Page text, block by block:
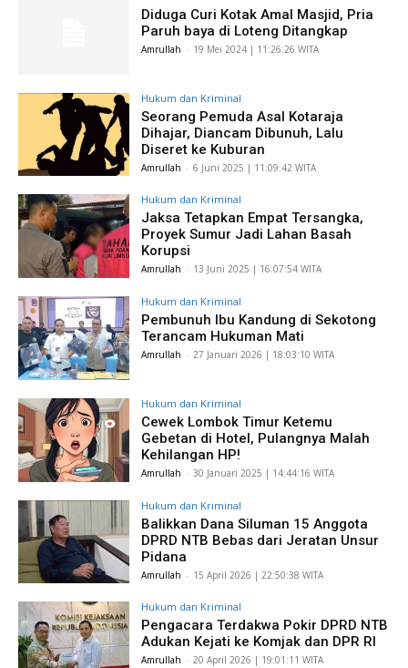
Diduga Curi Kotak Amal Masjid, Pria
Paruh baya di Loteng Ditangkap
Amrullah - ​19 Mei 2024 | 11:26:26 WITA
Hukum dan Kriminal
Seorang Pemuda Asal Kotaraja
Dihajar, Diancam Dibunuh, Lalu
Diseret ke Kuburan
Amrullah - ​6 Juni 2025 | 11:09:42 WITA
Hukum dan Kriminal
Jaksa Tetapkan Empat Tersangka,
Proyek Sumur Jadi Lahan Basah
Korupsi
Amrullah - ​13 Juni 2025 | 16:07:54 WITA
Hukum dan Kriminal
Pembunuh Ibu Kandung di Sekotong
Terancam Hukuman Mati
Amrullah - ​27 Januari 2026 | 18:03:10 WITA
Hukum dan Kriminal
Cewek Lombok Timur Ketemu
Gebetan di Hotel, Pulangnya Malah
Kehilangan HP!
Amrullah - ​30 Januari 2025 | 14:44:16 WITA
Hukum dan Kriminal
Balikkan Dana Siluman 15 Anggota
DPRD NTB Bebas dari Jeratan Unsur
Pidana
Amrullah - ​15 April 2026 | 22:50:38 WITA
Hukum dan Kriminal
Pengacara Terdakwa Pokir DPRD NTB
Adukan Kejati ke Komjak dan DPR RI
Amrullah - ​20 April 2026 | 19:01:11 WITA